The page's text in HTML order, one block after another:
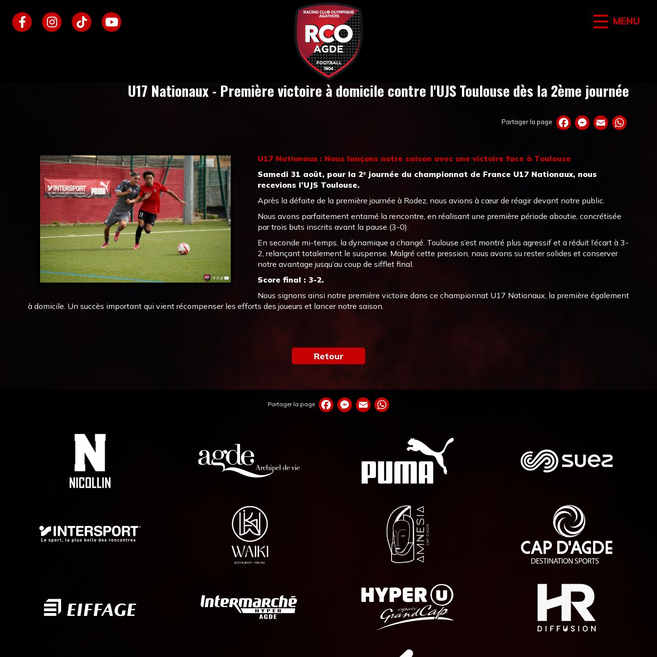
MENU
U17 Nationaux - Première victoire à domicile contre l'UJS Toulouse dès la 2ème journée
Partager la page
U17 Nationaux : Nous lançons notre saison avec une victoire face à Toulouse
Samedi 31 août, pour la 2ᵉ journée du championnat de France U17 Nationaux, nous
recevions l’UJS Toulouse.
Après la défaite de la première journée à Rodez, nous avions à cœur de réagir devant notre public.
Nous avons parfaitement entamé la rencontre, en réalisant une première période aboutie, concrétisée
par trois buts inscrits avant la pause (3-0).
En seconde mi-temps, la dynamique a changé. Toulouse s’est montré plus agressif et a réduit l’écart à 3-
2, relançant totalement le suspense. Malgré cette pression, nous avons su rester solides et conserver
notre avantage jusqu’au coup de sifflet final.
Score final : 3-2.
Nous signons ainsi notre première victoire dans ce championnat U17 Nationaux, la première également
à domicile. Un succès important qui vient récompenser les efforts des joueurs et lancer notre saison.
Retour
Partager la page